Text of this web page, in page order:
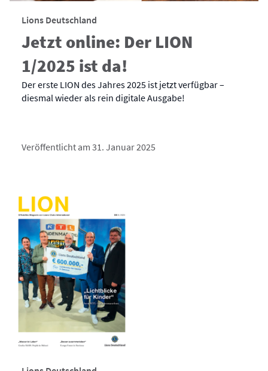
Lions Deutschland
Jetzt online: Der LION
1/2025 ist da!
Der erste LION des Jahres 2025 ist jetzt verfügbar –
diesmal wieder als rein digitale Ausgabe!
Veröffentlicht am 31. Januar 2025